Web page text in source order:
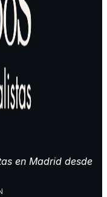
en Madrid desde